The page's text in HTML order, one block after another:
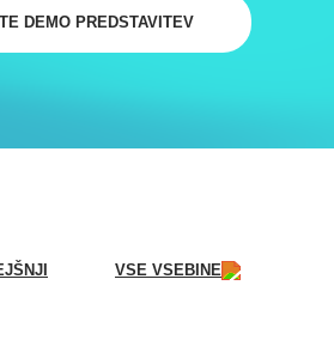
DEMO PREDSTAVITEV
VSE VSEBINE